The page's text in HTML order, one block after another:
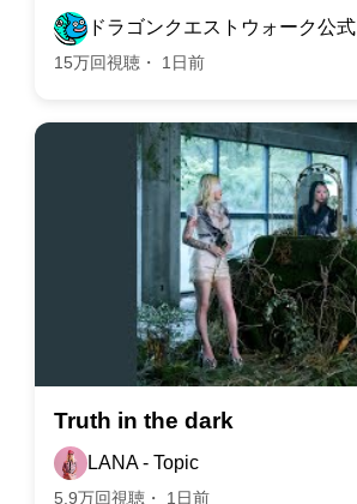
ドラゴンクエストウォーク公式
15万回視聴・ 1日前
Truth in the dark
LANA - Topic
5.9万回視聴・ 1日前